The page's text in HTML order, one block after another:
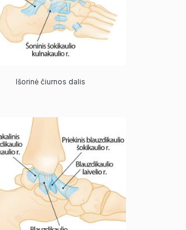
Išorinė čiurnos dalis